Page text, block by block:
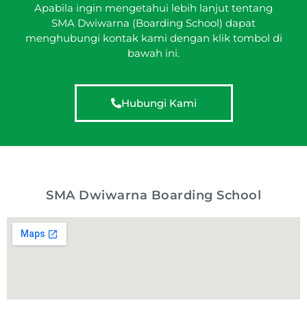
Apabila ingin mengetahui lebih lanjut tentang
SMA Dwiwarna (Boarding School) dapat
menghubungi kontak kami dengan klik tombol di
bawah ini.
Hubungi Kami
SMA Dwiwarna Boarding School